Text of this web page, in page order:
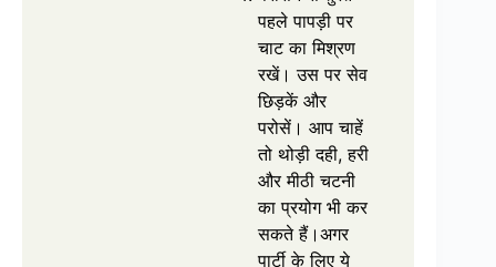
पहले पापड़ी पर
चाट का मिश्रण
रखें। उस पर सेव
छिड़कें और
परोसें। आप चाहें
तो थोड़ी दही, हरी
और मीठी चटनी
का प्रयोग भी कर
सकते हैं।अगर
पार्टी के लिए ये